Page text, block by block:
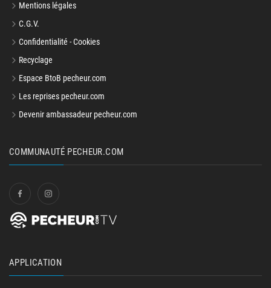
Mentions légales
C.G.V.
Confidentialité - Cookies
Recyclage
Espace BtoB pecheur.com
Les reprises pecheur.com
Devenir ambassadeur pecheur.com
COMMUNAUTÉ PECHEUR.COM
APPLICATION